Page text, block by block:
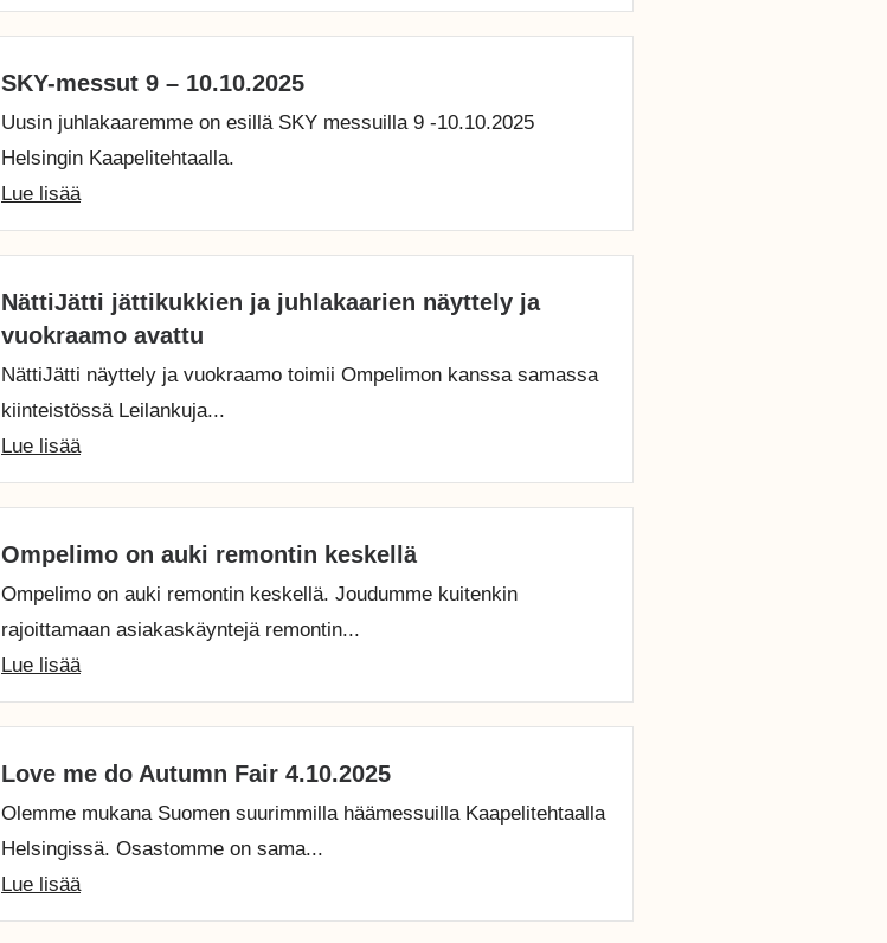
SKY-messut 9 – 10.10.2025
Uusin juhlakaaremme on esillä SKY messuilla 9 -10.10.2025
Helsingin Kaapelitehtaalla.
Lue lisää
NättiJätti jättikukkien ja juhlakaarien näyttely ja
vuokraamo avattu
NättiJätti näyttely ja vuokraamo toimii Ompelimon kanssa samassa
kiinteistössä Leilankuja...
Lue lisää
Ompelimo on auki remontin keskellä
Ompelimo on auki remontin keskellä. Joudumme kuitenkin
rajoittamaan asiakaskäyntejä remontin...
Lue lisää
Love me do Autumn Fair 4.10.2025
Olemme mukana Suomen suurimmilla häämessuilla Kaapelitehtaalla
Helsingissä. Osastomme on sama...
Lue lisää